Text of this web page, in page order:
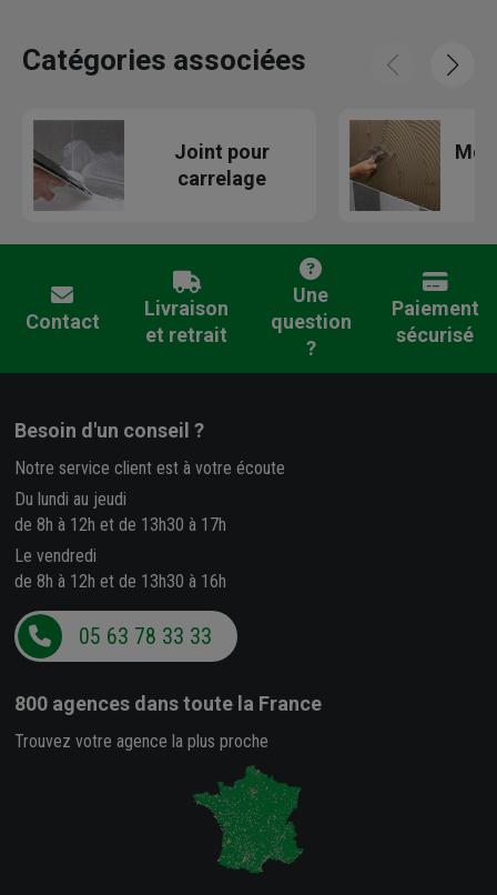
Catégories associées
Joint pour
carrelage
Contact
Livraison
et retrait
Une
question
?
Paiement
sécurisé
Besoin d'un conseil ?
Notre service client est à votre écoute
Du lundi au jeudi
de 8h à 12h et de 13h30 à 17h
Le vendredi
de 8h à 12h et de 13h30 à 16h
05 63 78 33 33
800 agences dans toute la France
Trouvez votre agence la plus proche